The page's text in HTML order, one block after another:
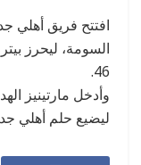
افتتح فريق أهلي
السومة، ليحرز
46.
ليضيع حلم أهلي